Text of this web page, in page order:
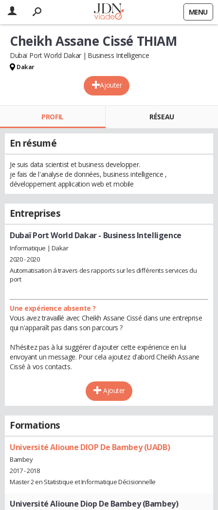
MENU
Ajouter
Cheikh Assane Cissé THIAM
Dubaï Port World Dakar Business Intelligence
Dakar
PROFIL RÉSEAU
En résumé
Je suis data scientist et business developper.
je fais de l'analyse de données, business intelligence ,
développement application web et mobile
Entreprises
Dubaï Port World Dakar- Business Intelligence
Informatique | Dakar
2020 - 2020
Automatisation á travers des rapports sur les différents services du
port
Une expérience absente ?
Vous avez travaillé avec Cheikh Assane Cissé dans une entreprise
qui n'apparaît pas dans son parcours ?
N'hésitez pas à lui suggérer d'ajouter cette expérience en lui
envoyant un message. Pour cela ajoutez d'abord Cheikh Assane
Cissé à vos contacts.
Ajouter
Formations
Université Alioune DIOP De Bambey (UADB)
Bambey
2017 - 2018
Master 2 en Statistique et Informatique Décisionnelle
Université Alioune Diop De Bambey (Bambey)